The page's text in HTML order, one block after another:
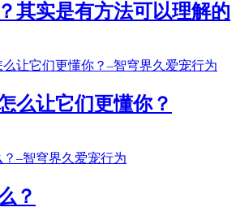
其实是有方法可以理解的
么让它们更懂你？
？